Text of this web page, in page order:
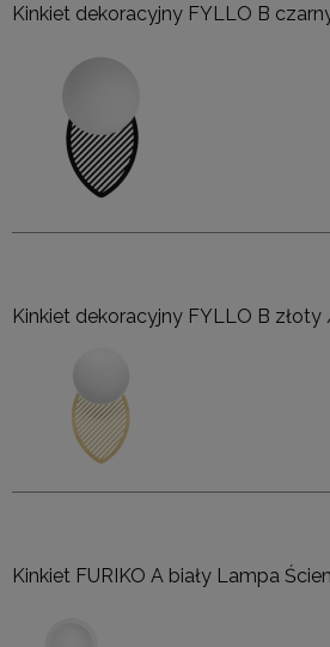
Kinkiet dekoracyjny FYLLO B
Kinkiet dekoracyjny FYLLO B złoty
Kinkiet FURIKO A biały Lampa